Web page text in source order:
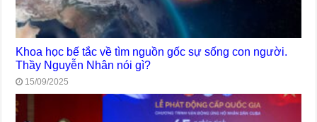
Khoa học bế tắc về tìm nguồn gốc sự sống con người.
Thầy Nguyễn Nhân nói gì?
15/09/2025